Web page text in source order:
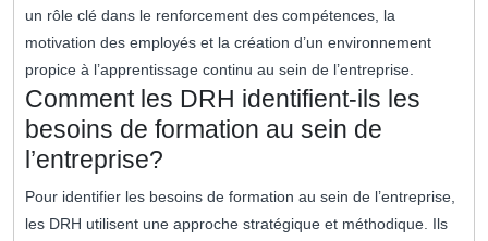
un rôle clé dans le renforcement des compétences, la
motivation des employés et la création d’un environnement
propice à l’apprentissage continu au sein de l’entreprise.
Comment les DRH identifient-ils les
besoins de formation au sein de
l’entreprise?
Pour identifier les besoins de formation au sein de l’entreprise,
les DRH utilisent une approche stratégique et méthodique. Ils